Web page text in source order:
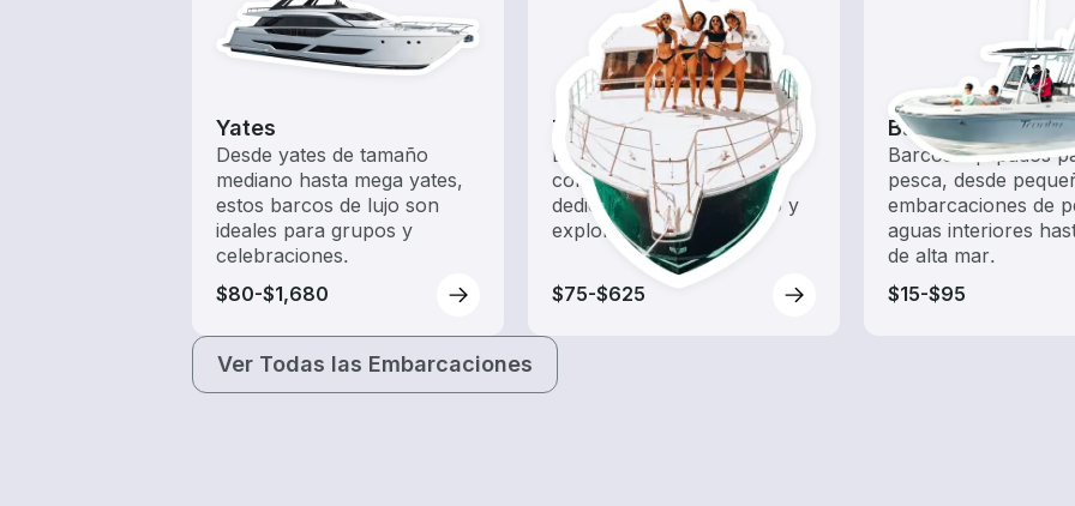
Yates
Desde yates de tamaño
mediano hasta mega yates,
estos barcos de lujo son
ideales para grupos y
celebraciones.
$80-$1,680
Tours
Explora las aguas locales
con un alquiler de barco
dedicado a hacer turismo y
exploración.
$75-$625
Barcos de pesca
Barcos equipados
pesca, desde
embarcaciones de
aguas interiores
de alta mar.
$15-$95
Ver Todas las Embarcaciones